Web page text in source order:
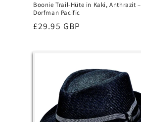
Boonie Trail-Hüte in Kaki, Anthrazit –
Dorfman Pacific
Normaler
£29.95 GBP